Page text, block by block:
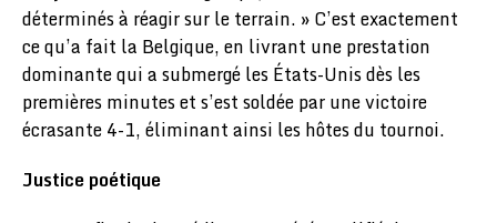
déterminés à réagir sur le terrain. » C’est exactement
ce qu’a fait la Belgique, en livrant une prestation
dominante qui a submergé les États-Unis dès les
premières minutes et s’est soldée par une victoire
écrasante 4-1, éliminant ainsi les hôtes du tournoi.
Justice poétique